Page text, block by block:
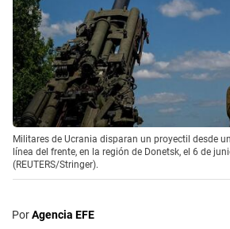
Militares de Ucrania disparan un proyectil desde
línea del frente, en la región de Donetsk, el 6 de
(REUTERS/Stringer).
PorAgencia EFE